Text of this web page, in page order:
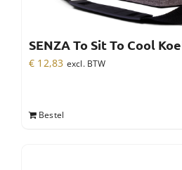
SENZA To Sit To Cool
€ 12,83 excl. BTW
Bestel